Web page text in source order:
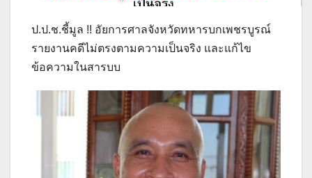
ป.ป.ช.ชี้มูล !! อัยการศาลจังหวัดทหารบกเพชรบูรณ์
รายงานคดีไม่ตรงตามความเป็นจริง และแก้ไข
ข้อความในสารบบ